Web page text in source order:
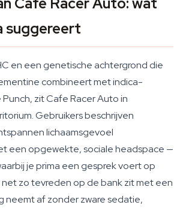
suggereert
en een genetische achtergrond die
combineert met indica-
zit Cafe Racer Auto in
Gebruikers beschrijven
lichaamsgevoel
een opgewekte, sociale headspace —
je prima een gesprek voert op
zo tevreden op de bank zit met een
neemt af zonder zware sedatie,